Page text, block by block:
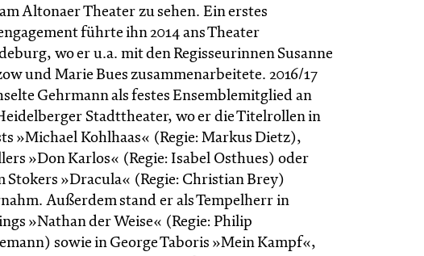
Altonaer Theater zu sehen. Ein erstes
führte ihn 2014 ans Theater
wo er u.a. mit den Regisseurinnen Susanne
und Marie Bues zusammenarbeitete. 2016/17
Gehrmann als festes Ensemblemitglied an
Stadttheater, wo er die Titelrollen in
»Michael Kohlhaas« (Regie: Markus Dietz),
»Don Karlos« (Regie: Isabel Osthues) oder
Stokers »Dracula« (Regie: Christian Brey)
Außerdem stand er als Tempelherr in
»Nathan der Weise« (Regie: Philip
sowie in George Taboris »Mein Kampf«,